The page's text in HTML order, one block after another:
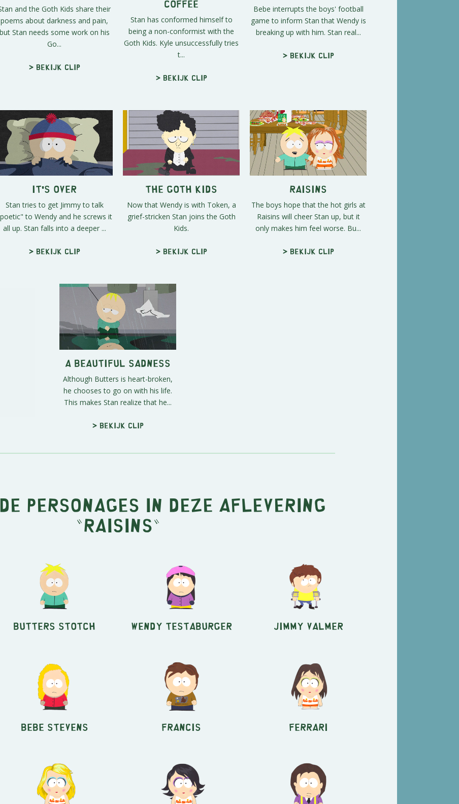
and the Goth Kids share their
poems about darkness and pain,
but Stan needs some work on his
Go...
> Bekijk clip
Coffee
Stan has conformed himself to
being a non-conformist with the
Goth Kids. Kyle unsuccessfully tries
t...
> Bekijk clip
Bebe interrupts the boys' football
game to inform Stan that Wendy is
breaking up with him. Stan real...
> Bekijk clip
It's Over
Stan tries to get Jimmy to talk
to Wendy and he screws it
all up. Stan falls into a deeper ...
> Bekijk clip
The Goth Kids
Now that Wendy is with Token, a
grief-stricken Stan joins the Goth
Kids.
> Bekijk clip
Raisins
The boys hope that the hot girls at
Raisins will cheer Stan up, but it
only makes him feel worse. Bu...
> Bekijk clip
A Beautiful Sadness
Although Butters is heart-broken,
he chooses to go on with his life.
This makes Stan realize that he...
> Bekijk clip
personages in deze aflevering
"Raisins"
Butters Stotch Wendy Testaburger Jimmy Valmer
Bebe Stevens Francis Ferrari